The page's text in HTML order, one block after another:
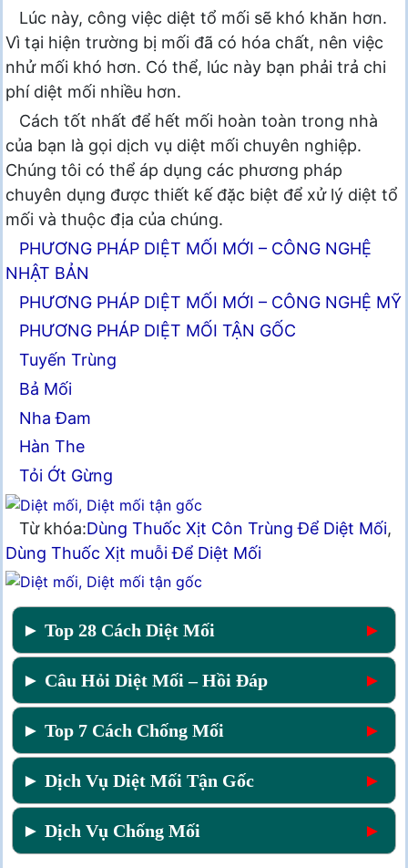
Lúc này, công việc diệt tổ mối sẽ khó khăn hơn.
Vì tại hiện trường bị mối đã có hóa chất, nên việc
nhử mối khó hơn. Có thể, lúc này bạn phải trả chi
phí diệt mối nhiều hơn.
Cách tốt nhất để hết mối hoàn toàn trong nhà
của bạn là gọi dịch vụ diệt mối chuyên nghiệp.
Chúng tôi có thể áp dụng các phương pháp
chuyên dụng được thiết kế đặc biệt để xử lý diệt tổ
mối và thuộc địa của chúng.
PHƯƠNG PHÁP DIỆT MỐI MỚI – CÔNG NGHỆ
NHẬT BẢN
PHƯƠNG PHÁP DIỆT MỐI MỚI – CÔNG NGHỆ MỸ
PHƯƠNG PHÁP DIỆT MỐI TẬN GỐC
Tuyến Trùng
Bả Mối
Nha Đam
Hàn The
Tỏi Ớt Gừng
Từ khóa:Dùng Thuốc Xịt Côn Trùng Để Diệt Mối,
Dùng Thuốc Xịt muỗi Để Diệt Mối
► Top 28 Cách Diệt Mối ►
► Câu Hỏi Diệt Mối – Hồi Đáp ►
► Top 7 Cách Chống Mối ►
► Dịch Vụ Diệt Mối Tận Gốc ►
► Dịch Vụ Chống Mối ►